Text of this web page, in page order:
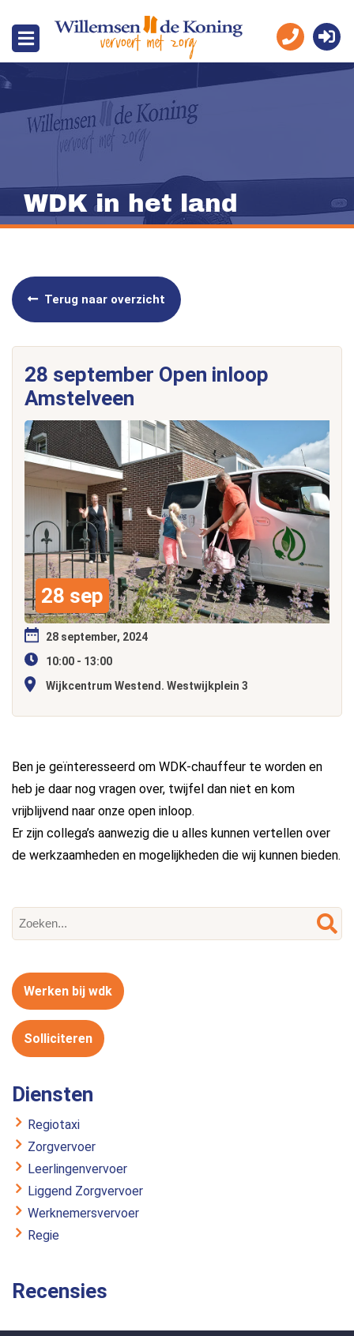
WDK in het land
Terug naar overzicht
28 september Open inloop
Amstelveen
28 sep
28 september, 2024
10:00 - 13:00
Wijkcentrum Westend. Westwijkplein 3
Ben je geïnteresseerd om WDK-chauffeur te worden en
heb je daar nog vragen over, twijfel dan niet en kom
vrijblijvend naar onze open inloop.
Er zijn collega’s aanwezig die u alles kunnen vertellen over
de werkzaamheden en mogelijkheden die wij kunnen bieden.
Werken bij wdk
Solliciteren
Diensten
Regiotaxi
Zorgvervoer
Leerlingenvervoer
Liggend Zorgvervoer
Werknemersvervoer
Regie
Recensies